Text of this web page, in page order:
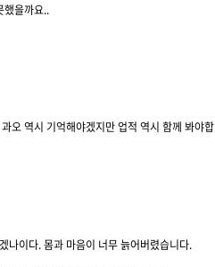
했을까요..
역시 기억해야겠지만 업적 역시 함께 봐
나이다. 몸과 마음이 너무 늙어버렸습니다.